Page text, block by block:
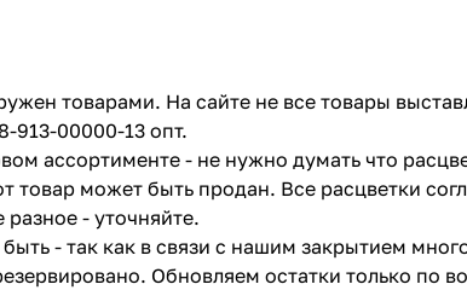
товарами. На сайте не все товары
913-00000-13 опт.
ассортименте - не нужно думать что
товар может быть продан. Все расцветки
разное - уточняйте.
- так как в связи с нашим закрытием
Обновляем остатки только по